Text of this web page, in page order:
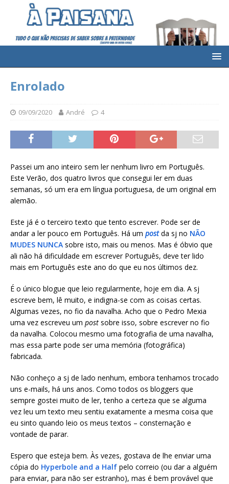
Enrolado
09/09/2020 André 4
Passei um ano inteiro sem ler nenhum livro em Português.
Este Verão, dos quatro livros que consegui ler em duas
semanas, só um era em língua portuguesa, de um original em
alemão.
Este já é o terceiro texto que tento escrever. Pode ser de
andar a ler pouco em Português. Há um postda sj no NÃO
MUDES NUNCA sobre isto, mais ou menos. Mas é óbvio que
ali não há dificuldade em escrever Português, deve ter lido
mais em Português este ano do que eu nos últimos dez.
É o único blogue que leio regularmente, hoje em dia. A sj
escreve bem, lê muito, e indigna-se com as coisas certas.
Algumas vezes, no fio da navalha. Acho que o Pedro Mexia
uma vez escreveu um post sobre isso, sobre escrever no fio
da navalha. Colocou mesmo uma fotografia de uma navalha,
mas essa parte pode ser uma memória (fotográfica)
fabricada.
Não conheço a sj de lado nenhum, embora tenhamos trocado
uns e-mails, há uns anos. Como todos os bloggers que
sempre gostei muito de ler, tenho a certeza que se alguma
vez leu um texto meu sentiu exatamente a mesma coisa que
eu sinto quando leio os meus textos – consternação e
vontade de parar.
Espero que esteja bem. Às vezes, gostava de lhe enviar uma
cópia do Hyperbole and a Half pelo correio (ou dar a alguém
para enviar, para não ser estranho), mas é bem provável que